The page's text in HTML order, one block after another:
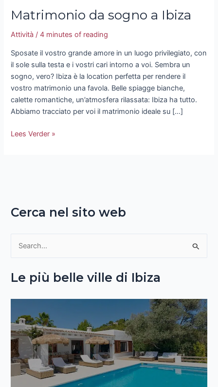
Matrimonio da sogno a Ibiza
Attività /4 minutes of reading
Sposate il vostro grande amore in un luogo privilegiato, con
il sole sulla testa e i vostri cari intorno a voi. Sembra un
sogno, vero? Ibiza è la location perfetta per rendere il
vostro matrimonio una favola. Belle spiagge bianche,
calette romantiche, un’atmosfera rilassata: Ibiza ha tutto.
Abbiamo tracciato per voi il matrimonio ideale su […]
Lees Verder »
Cerca nel sito web
rLe più belle ville di Ibiza